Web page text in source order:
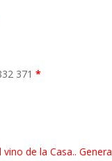
371*
de la Casa..